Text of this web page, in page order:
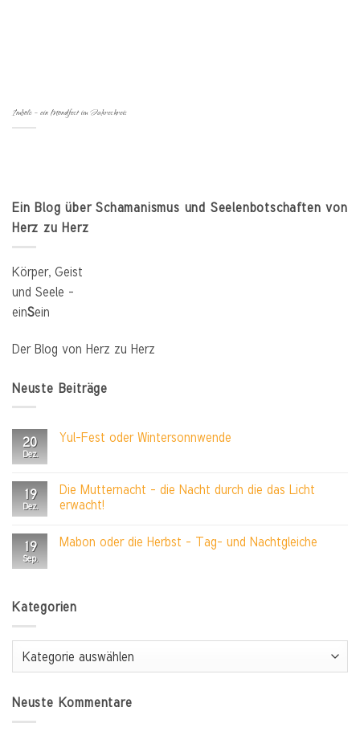
Imbolc – ein Mondfest im Jahreskreis
Ein Blog über Schamanismus und Seelenbotschaften von
Herz zu Herz
Körper, Geist
und Seele –
einSein
Der Blog von Herz zu Herz
Neuste Beiträge
20
Dez.
Yul-Fest oder Wintersonnwende
Yul-
Fest
oder
19
Dez.
Die Mutternacht – die Nacht durch die das Licht
erwacht!
zu
durch
die
erwacht!
19
Sep.
Mabon oder die Herbst – Tag- und Nachtgleiche
oder
die
Tag-
und
Nachtgleiche
Kategorien
Kategorien
Neuste Kommentare